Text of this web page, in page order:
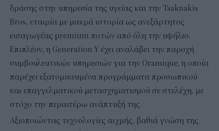
δράσης στην υπηρεσία της υγείας και την Tsaknakis
Bros, εταιρία με μακρά ιστορία ως ανεξάρτητος
εισαγωγέας premium ποτών από όλη την υφήλιο.
Επιπλέον, η Generation Y έχει αναλάβει την παροχή
συμβουλευτικών υπηρεσιών για την Oramique, η οποία
παρέχει εξατομικευμένα προγράμματα προσωπικού
και επαγγελματικού μετασχηματισμού σε στελέχη, με
στόχο την περαιτέρω ανάπτυξή της.
Αξιοποιώντας τεχνολογίες αιχμής, βαθιά γνώση της